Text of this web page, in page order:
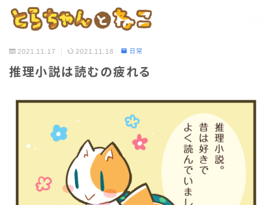
2021.11.17 2021.11.18 日常
推理小説は読むの疲れる